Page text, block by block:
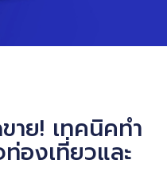
าย! เทคนิคทำ
องเที่ยวและ